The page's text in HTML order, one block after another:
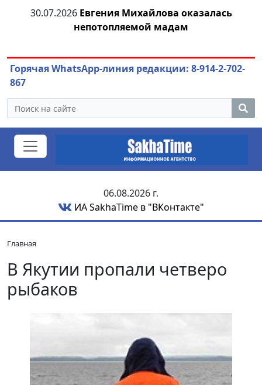
30.07.2026 Евгения Михайлова оказалась
непотопляемой мадам
Горячая WhatsApp-линия редакции: 8-914-2-702-
867
06.08.2026 г.
ИА SakhaTime в "ВКонтакте"
Главная
В Якутии пропали четверо
рыбаков